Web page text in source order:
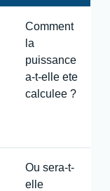
Comment
la
puissance
a-t-elle ete
calculee ?
Ou sera-t-
elle